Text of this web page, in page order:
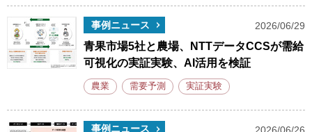
事例ニュース 2026/06/29
青果市場5社と農場、NTTデータCCSが需給
可視化の実証実験、AI活用を検証
農業 需要予測 実証実験
事例ニュース